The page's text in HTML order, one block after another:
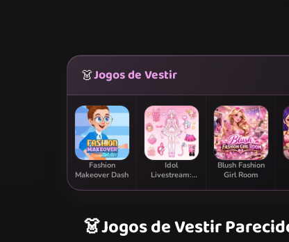
👗Jogos de Vestir
Fashion
Makeover Dash
Idol
Livestream:
Blush Fashion
Girl Room
👗Jogos de Vestir